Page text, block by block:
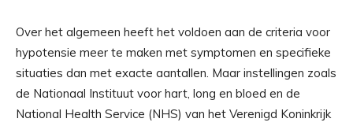
Over het algemeen heeft het voldoen aan de criteria voor
hypotensie meer te maken met symptomen en specifieke
situaties dan met exacte aantallen. Maar instellingen zoals
de Nationaal Instituut voor hart, long en bloed en de
National Health Service (NHS) van het Verenigd Koninkrijk